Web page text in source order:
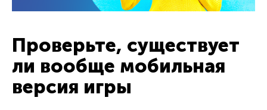
Проверьте, существует
ли вообще мобильная
версия игры